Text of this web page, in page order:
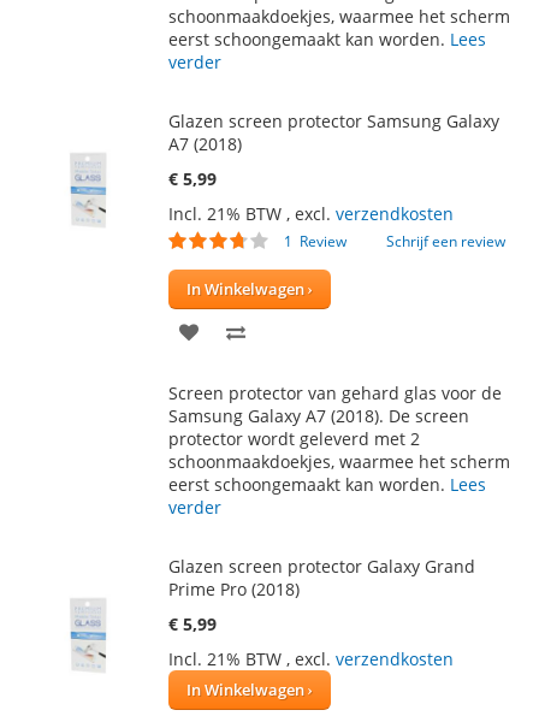
schoonmaakdoekjes, waarmee het scherm
eerst schoongemaakt kan worden. Lees
verder
Glazen screen protector Samsung Galaxy
A7 (2018)
€ 5,99
Incl. 21% BTW , excl. verzendkosten
Waardering:
1 Review Schrijf een review
In Winkelwagen
VOEG
AAN
VERLANGLIJST
TE
VERGELIJKEN
Screen protector van gehard glas voor de
Samsung Galaxy A7 (2018). De screen
protector wordt geleverd met 2
schoonmaakdoekjes, waarmee het scherm
eerst schoongemaakt kan worden. Lees
verder
Glazen screen protector Galaxy Grand
Prime Pro (2018)
€ 5,99
Incl. 21% BTW , excl. verzendkosten
In Winkelwagen